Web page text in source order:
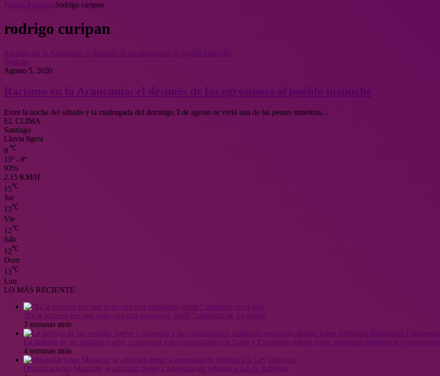
Página Principal /rodrigo curipan
rodrigo curipan
Racismo en la Araucanía: el después de las agresiones al pueblo mapuche
Noticias
Agosto 5, 2020
Racismo en la Araucanía: el después de las agresiones al pueblo mapuche
Entre la noche del sábado y la madrugada del domingo 3 de agosto se vivió una de las peores muestras…
EL CLIMA
Santiago
Lluvia ligera
9 ℃
15º - 8º
93%
2.15 KM/H
15℃
Jue
13℃
Vie
12℃
Sáb
12℃
Dom
13℃
Lun
LO MÁS RECIENTE
“Es la primera vez que riego con una manguera, profe”: aprender de los brotes
3 semanas atrás
La defensa de las semillas vuelve a convocar a las comunidades en Taller y Encuentro abierto sobre soberanía alimentaria y
4 semanas atrás
Organizaciones Mapuche se articulan frente a amenazas de reforma a la Ley Indígena